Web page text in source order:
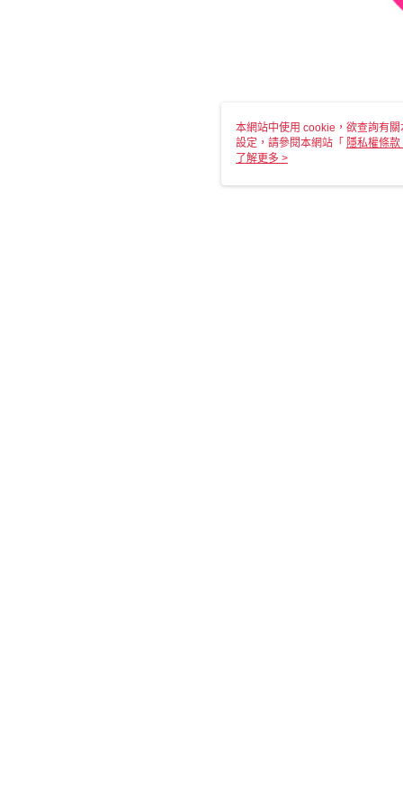
本網站中使用 cookie，欲查詢有
設定，請參閱本網站「 隱私權條款
使用 cookie。
了解更多 >